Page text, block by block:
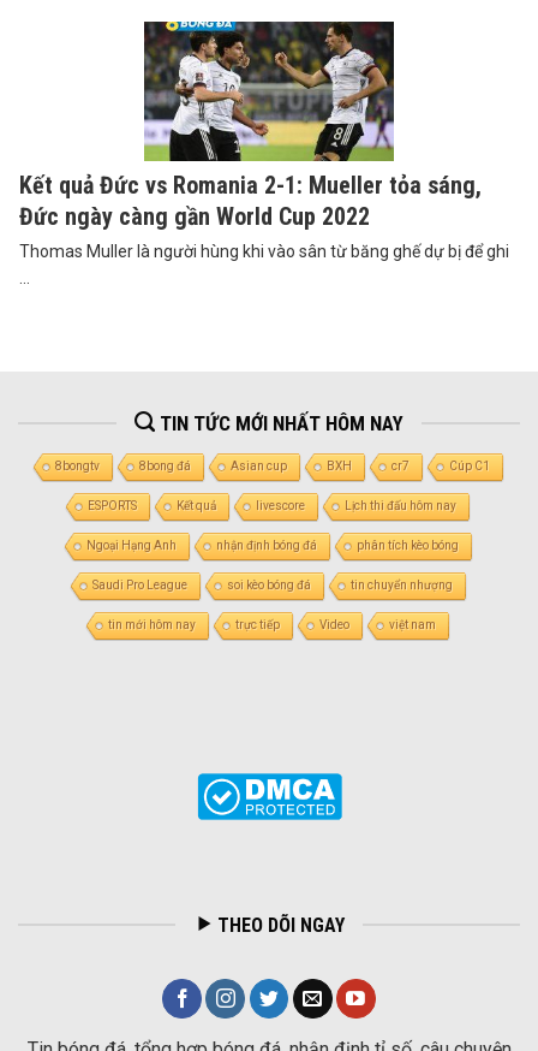
Kết quả Đức vs Romania 2-1: Mueller tỏa sáng,
Đức ngày càng gần World Cup 2022
Thomas Muller là người hùng khi vào sân từ băng ghế dự bị để ghi
...
TIN TỨC MỚI NHẤT HÔM NAY
8bongtv 8bong đá Asian cup BXH cr7 Cúp C1
ESPORTS Kết quả livescore Lịch thi đấu hôm nay
Ngoại Hạng Anh nhận định bóng đá phân tích kèo bóng
Saudi Pro League soi kèo bóng đá tin chuyển nhượng
tin mới hôm nay trực tiếp Video việt nam
THEO DÕI NGAY